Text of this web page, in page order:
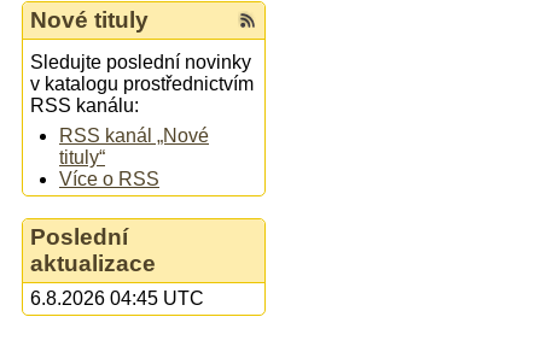
Nové tituly
Sledujte poslední novinky
v katalogu prostřednictvím
RSS kanálu:
RSS kanál „Nové
tituly“
Více o RSS
Poslední
aktualizace
6.8.2026 04:45 UTC